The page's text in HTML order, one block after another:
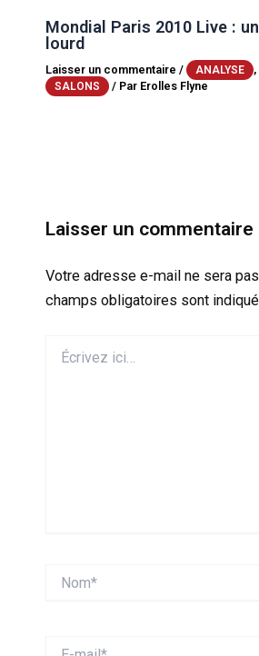
Mondial Paris 2010 Live :
lourd
Laisser un commentaire / ANALYSE ,
SALONS / Par Erolles Flyne
Laisser un commentaire
Votre adresse e-mail ne sera
champs obligatoires sont
ici…